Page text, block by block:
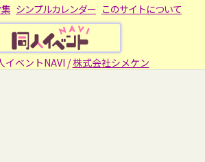
シンプルカレンダー このサイトについて
イベントNAVI /株式会社シメケン